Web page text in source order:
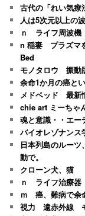
古代の「れい気療
人は5次元以上の
ｎ ライフ周波
n 稲妻 プラズマ
Bed
モノタロウ 振
余命1か月の癌と
メドベッド 最
chie art ミーちゃ
魂と意識・・エー
バイオレゾナン
日本列島のルー
動で。
クローン犬、猫
ｎ ライフ治療
ｍ 癌、難病で余
視力 遠赤外線